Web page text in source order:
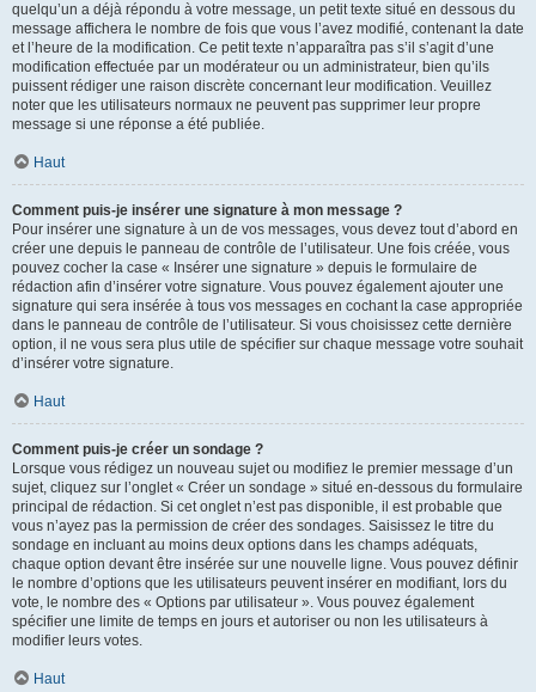
quelqu’un a déjà répondu à votre message, un petit texte situé en dessous du
message affichera le nombre de fois que vous l’avez modifié, contenant la date
et l’heure de la modification. Ce petit texte n’apparaîtra pas s’il s’agit d’une
modification effectuée par un modérateur ou un administrateur, bien qu’ils
puissent rédiger une raison discrète concernant leur modification. Veuillez
noter que les utilisateurs normaux ne peuvent pas supprimer leur propre
message si une réponse a été publiée.
Haut
Comment puis-je insérer une signature à mon message ?
Pour insérer une signature à un de vos messages, vous devez tout d’abord en
créer une depuis le panneau de contrôle de l’utilisateur. Une fois créée, vous
pouvez cocher la case « Insérer une signature » depuis le formulaire de
rédaction afin d’insérer votre signature. Vous pouvez également ajouter une
signature qui sera insérée à tous vos messages en cochant la case appropriée
dans le panneau de contrôle de l’utilisateur. Si vous choisissez cette dernière
option, il ne vous sera plus utile de spécifier sur chaque message votre souhait
d’insérer votre signature.
Haut
Comment puis-je créer un sondage ?
Lorsque vous rédigez un nouveau sujet ou modifiez le premier message d’un
sujet, cliquez sur l’onglet « Créer un sondage » situé en-dessous du formulaire
principal de rédaction. Si cet onglet n’est pas disponible, il est probable que
vous n’ayez pas la permission de créer des sondages. Saisissez le titre du
sondage en incluant au moins deux options dans les champs adéquats,
chaque option devant être insérée sur une nouvelle ligne. Vous pouvez définir
le nombre d’options que les utilisateurs peuvent insérer en modifiant, lors du
vote, le nombre des « Options par utilisateur ». Vous pouvez également
spécifier une limite de temps en jours et autoriser ou non les utilisateurs à
modifier leurs votes.
Haut